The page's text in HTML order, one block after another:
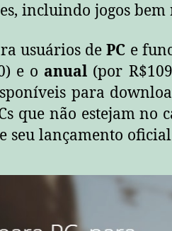
incluindo jogos bem
usuários dePC e
e o anual (por
para
que não estejam
seu lançamento